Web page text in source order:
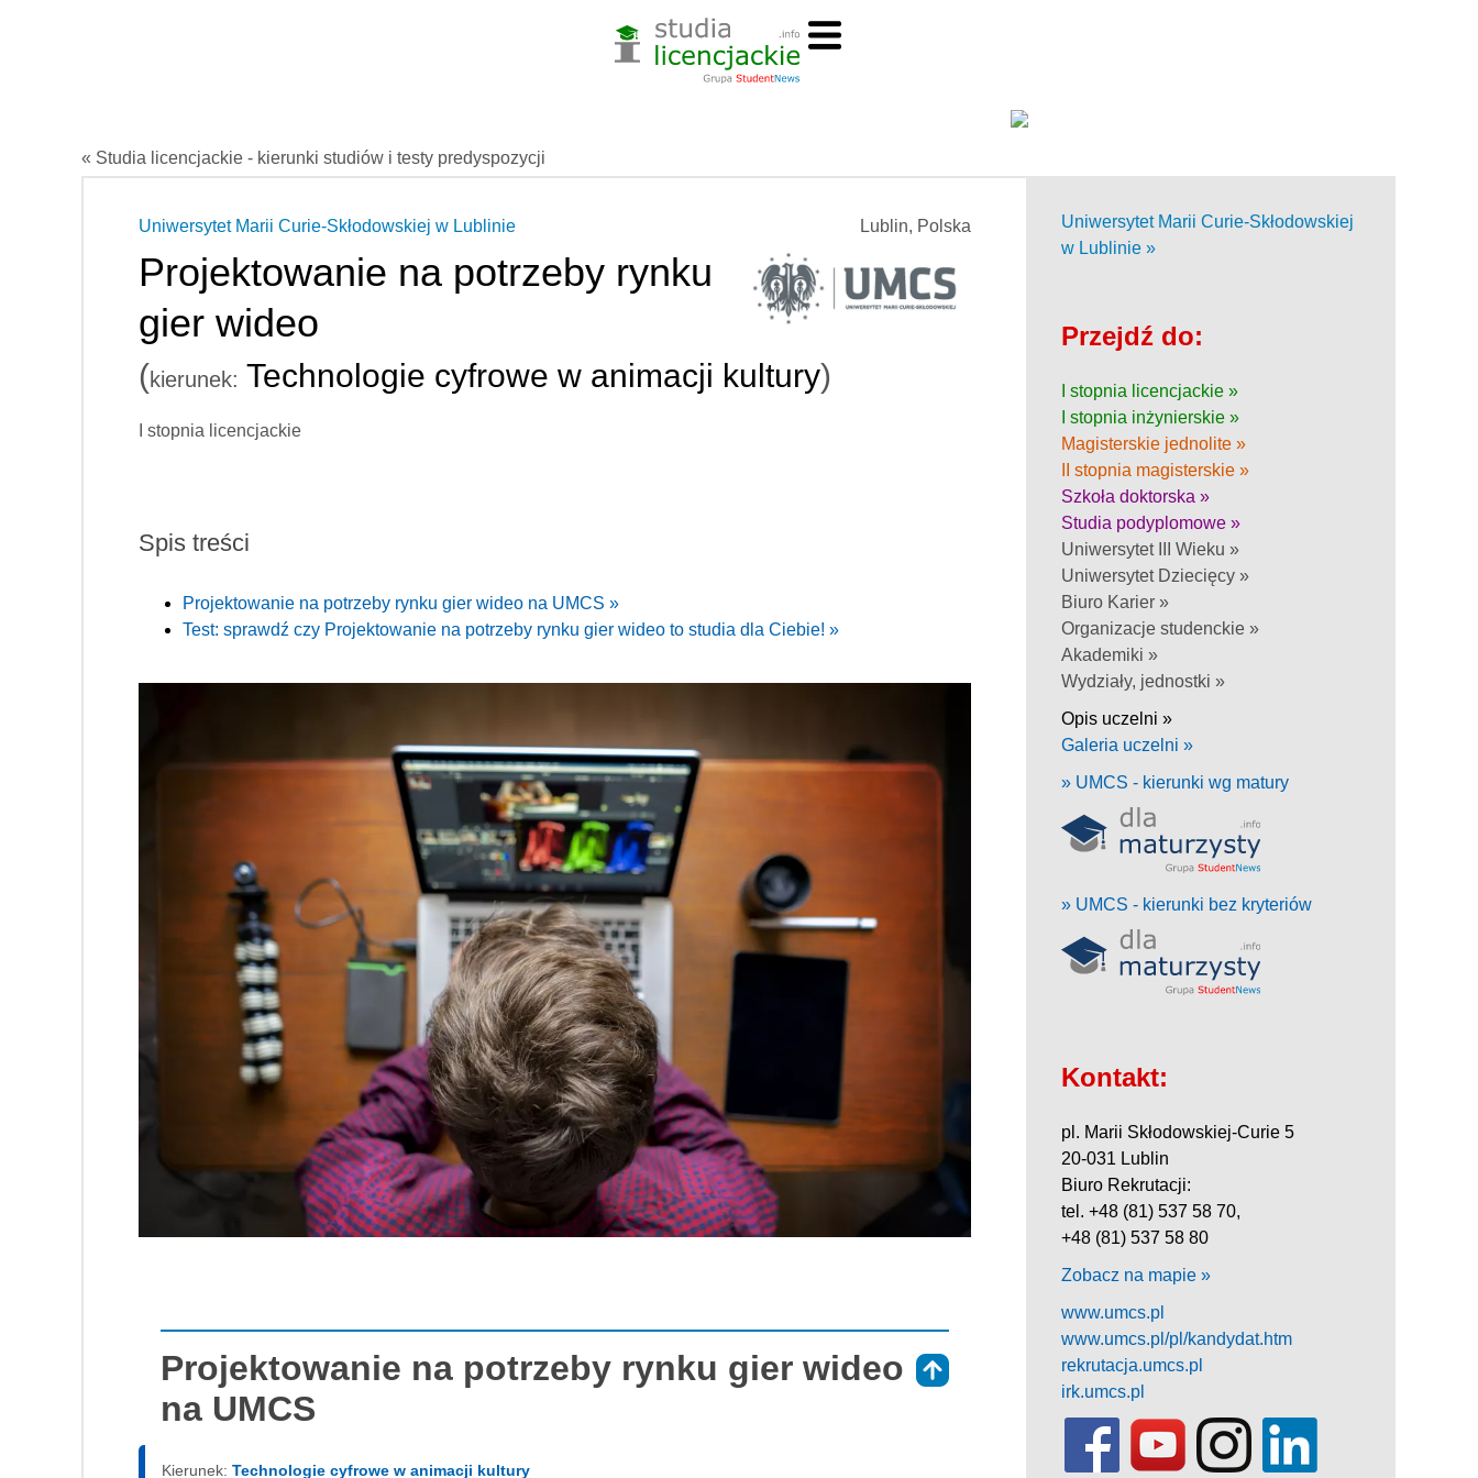
« Studia licencjackie - kierunki studiów i testy predyspozycji
Lublin, Polska
Uniwersytet Marii Curie-Skłodowskiej w Lublinie
Projektowanie na potrzeby rynku
gier wideo
(kierunek: Technologie cyfrowe w animacji kultury)
I stopnia licencjackie
Spis treści
Projektowanie na potrzeby rynku gier wideo na UMCS »
Test: sprawdź czy Projektowanie na potrzeby rynku gier wideo to studia dla Ciebie! »
Projektowanie na potrzeby rynku gier wideo
na UMCS
Kierunek: Technologie cyfrowe w animacji kultury
Uniwersytet Marii Curie-Skłodowskiej
w Lublinie »
Przejdź do:
I stopnia licencjackie »
I stopnia inżynierskie »
Magisterskie jednolite »
II stopnia magisterskie »
Szkoła doktorska »
Studia podyplomowe »
Uniwersytet III Wieku »
Uniwersytet Dziecięcy »
Biuro Karier »
Organizacje studenckie »
Akademiki »
Wydziały, jednostki »
Opis uczelni »
Galeria uczelni »
» UMCS - kierunki wg matury
» UMCS - kierunki bez kryteriów
Kontakt:
pl. Marii Skłodowskiej-Curie 5
20-031 Lublin
Biuro Rekrutacji:
tel. +48 (81) 537 58 70,
+48 (81) 537 58 80
Zobacz na mapie »
www.umcs.pl
www.umcs.pl/pl/kandydat.htm
rekrutacja.umcs.pl
irk.umcs.pl